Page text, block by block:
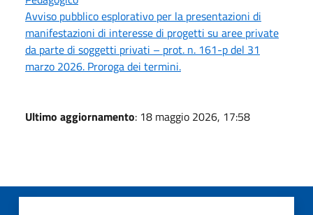
Avviso pubblico esplorativo per la presentazioni di
manifestazioni di interesse di progetti su aree private
da parte di soggetti privati – prot. n. 161-p del 31
marzo 2026. Proroga dei termini.
Ultimo aggiornamento: 18 maggio 2026, 17:58